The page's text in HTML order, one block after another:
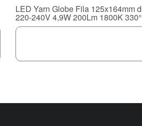
LED Yarn Globe Fila 125x164mm
220-240V 4,9W 200Lm 1800K